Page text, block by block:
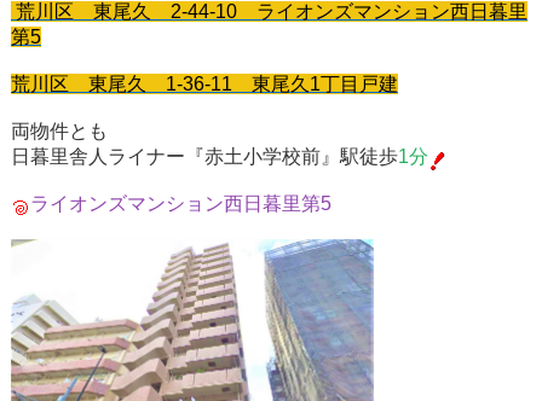
荒川
区 東尾久 2-44-10 ライオンズマンション西日暮里
第5
荒川 区 東尾久 1-36-11 東尾久1丁目戸建
両物件とも
日暮里舎人ライナー『赤土小学校前』駅徒歩1分
ライオンズマンション西日暮里第5